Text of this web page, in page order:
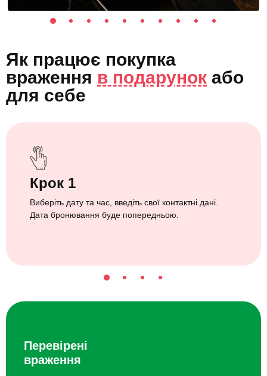
Як працює покупка
враження в подарунок або
для себе
Крок 1
Виберіть дату та час, введіть свої контактні дані.
Дата бронювання буде попередньою.
Перевірені
враження